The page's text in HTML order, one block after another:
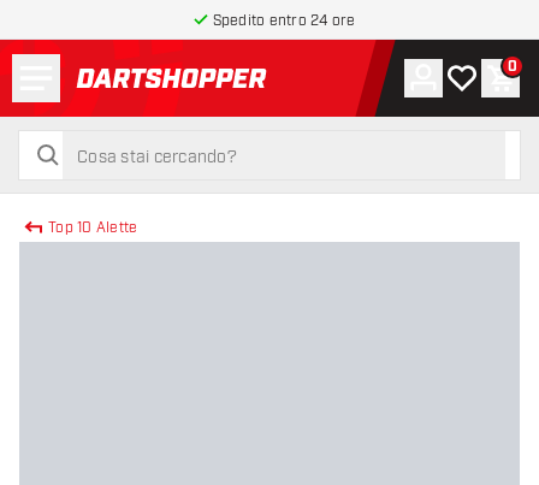
Spedito entro 24 ore
torna alla home page
cerca
cerca
Account
La mia0
Top 10 Alette